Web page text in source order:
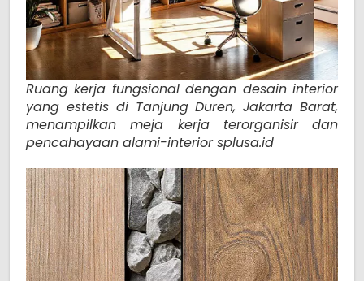
Ruang kerja fungsional dengan desain interior
yang estetis di Tanjung Duren, Jakarta Barat,
menampilkan meja kerja terorganisir dan
pencahayaan alami-interior splusa.id